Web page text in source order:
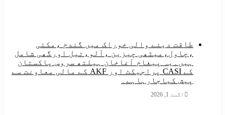
طاقت دینے والی خوراک میں گندم ،مکئی
،چاول،میٹھی چیزین ،آلو،تیل اورگھی شامل
ہیں۔یہ پیغام آغاخان ہیلتھ سروس پاکستان
کے CASI پراجیکٹ اور AKF کے مالی معاونت سے
پیش کیاجارہاہے۔